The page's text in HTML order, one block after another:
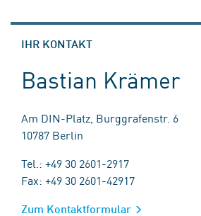
IHR KONTAKT
Bastian Krämer
Am DIN-Platz, Burggrafenstr. 6
10787 Berlin
Tel.: +49 30 2601-2917
Fax: +49 30 2601-42917
Zum Kontaktformular